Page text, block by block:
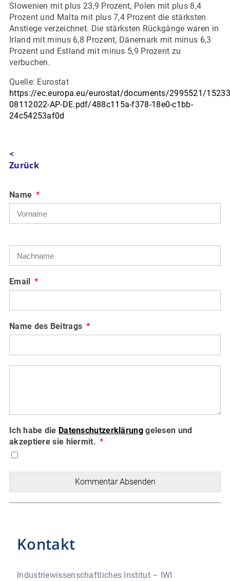
Slowenien mit plus 23,9 Prozent, Polen mit plus 8,4
Prozent und Malta mit plus 7,4 Prozent die stärksten
Anstiege verzeichnet. Die stärksten Rückgänge waren in
Irland mit minus 6,8 Prozent, Dänemark mit minus 6,3
Prozent und Estland mit minus 5,9 Prozent zu
verbuchen.
Quelle: Eurostat
https://ec.europa.eu/eurostat/documents/2995521/
08112022-AP-DE.pdf/488c115a-f378-18e0-c1bb-
24c54253af0d
<
Zurück
Name
Email
Name des Beitrags
Ich habe die Datenschutzerklärunggelesen und
akzeptiere sie hiermit.
Kommentar Absenden
Kontakt
Industriewissenschaftliches Institut – IWI